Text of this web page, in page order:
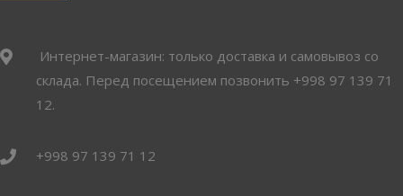
Интернет-магазин: только доставка и самовывоз со
склада. Перед посещением позвонить +998 97 139 71
12.
+998 97 139 71 12